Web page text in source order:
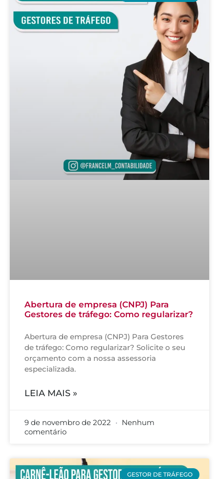
Abertura de empresa (CNPJ) Para
Gestores de tráfego: Como regularizar?
Abertura de empresa (CNPJ) Para Gestores
de tráfego: Como regularizar? Solicite o seu
orçamento com a nossa assessoria
especializada.
LEIA MAIS »
9 de novembro de 2022
Nenhum
comentário
GESTOR DE TRÁFEGO